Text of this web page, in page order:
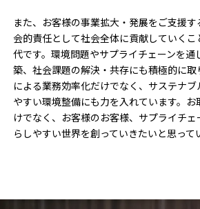
また、お客様の事業拡大・発展をご支援
会的責任として社会全体に貢献していく
代です。環境問題やサプライチェーンを通
築、社会課題の解決・共存にも積極的に
による業務効率化だけでなく、サステナ
やすい環境整備にも力を入れています。
けでなく、お客様のお客様、サプライチ
らしやすい世界を創っていきたいと思って